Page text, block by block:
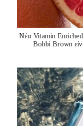
Nέα Vitamin
Bobbi Brown